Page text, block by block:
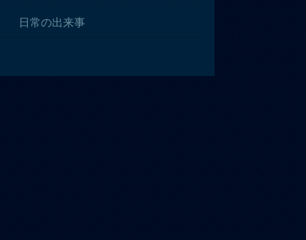
日常の出来事